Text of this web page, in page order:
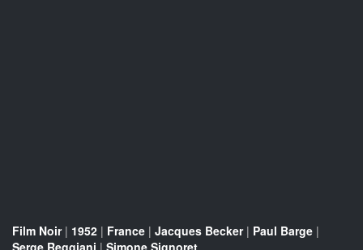
Film Noir| 1952 | France | Jacques Becker| Paul Barge |